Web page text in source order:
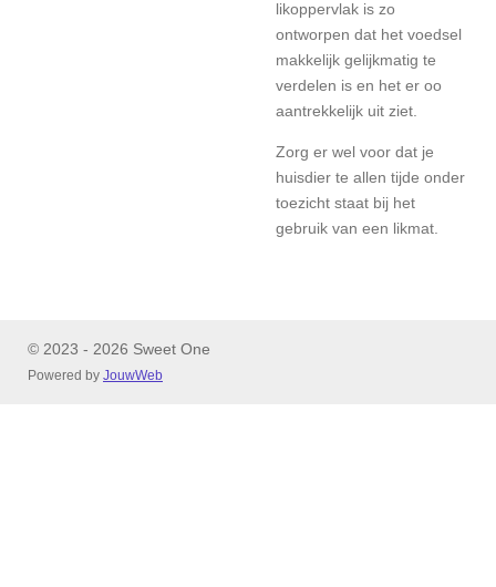
likoppervlak is zo
ontworpen dat het voedsel
makkelijk gelijkmatig te
verdelen is en het er oo
aantrekkelijk uit ziet.
Zorg er wel voor dat je
huisdier te allen tijde onder
toezicht staat bij het
gebruik van een likmat.
© 2023 - 2026 Sweet One
Powered by JouwWeb